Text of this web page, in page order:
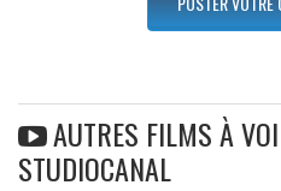
AUTRES FILMS À
STUDIOCANAL